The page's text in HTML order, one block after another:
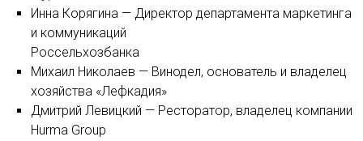
Инна Корягина — Директор департамента маркетинга
и коммуникаций
Россельхозбанка
Михаил Николаев — Винодел, основатель и владелец
хозяйства «Лефкадия»
Дмитрий Левицкий — Ресторатор, владелец компании
Hurma Group